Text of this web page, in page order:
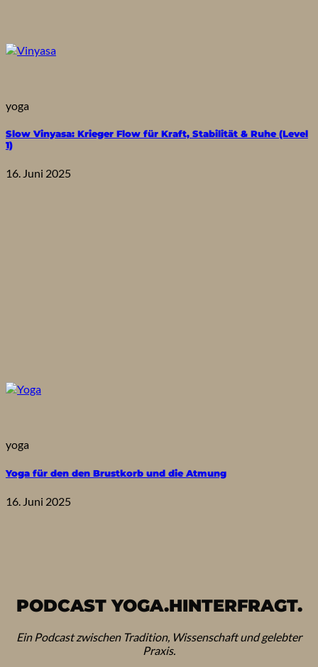
yoga
Slow Vinyasa: Krieger Flow für Kraft, Stabilität & Ruhe (Level
1)
16. Juni 2025
yoga
Yoga für den den Brustkorb und die Atmung
16. Juni 2025
PODCAST YOGA.HINTERFRAGT.
Ein Podcast zwischen Tradition, Wissenschaft und gelebter
Praxis.